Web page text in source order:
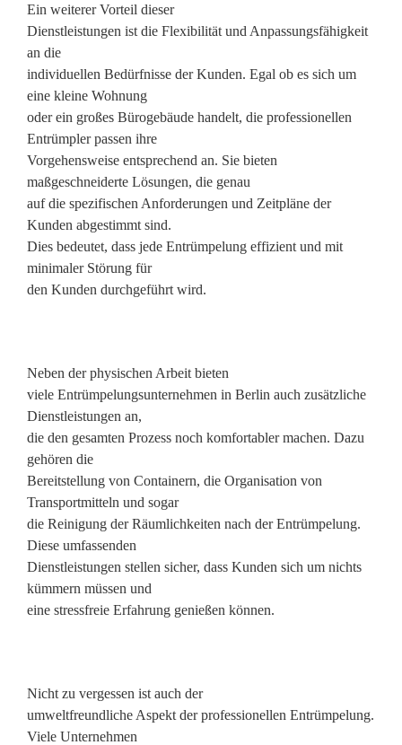
Ein weiterer Vorteil dieser
Dienstleistungen ist die Flexibilität und Anpassungsfähigkeit
an die
individuellen Bedürfnisse der Kunden. Egal ob es sich um
eine kleine Wohnung
oder ein großes Bürogebäude handelt, die professionellen
Entrümpler passen ihre
Vorgehensweise entsprechend an. Sie bieten
maßgeschneiderte Lösungen, die genau
auf die spezifischen Anforderungen und Zeitpläne der
Kunden abgestimmt sind.
Dies bedeutet, dass jede Entrümpelung effizient und mit
minimaler Störung für
den Kunden durchgeführt wird.
Neben der physischen Arbeit bieten
viele Entrümpelungsunternehmen in Berlin auch zusätzliche
Dienstleistungen an,
die den gesamten Prozess noch komfortabler machen. Dazu
gehören die
Bereitstellung von Containern, die Organisation von
Transportmitteln und sogar
die Reinigung der Räumlichkeiten nach der Entrümpelung.
Diese umfassenden
Dienstleistungen stellen sicher, dass Kunden sich um nichts
kümmern müssen und
eine stressfreie Erfahrung genießen können.
Nicht zu vergessen ist auch der
umweltfreundliche Aspekt der professionellen Entrümpelung.
Viele Unternehmen